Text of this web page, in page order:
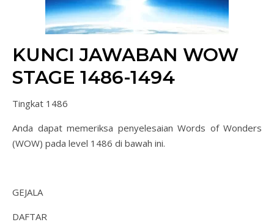
KUNCI JAWABAN WOW
STAGE 1486-1494
Tingkat 1486
Anda dapat memeriksa penyelesaian Words of Wonders
(WOW) pada level 1486 di bawah ini.
GEJALA
DAFTAR